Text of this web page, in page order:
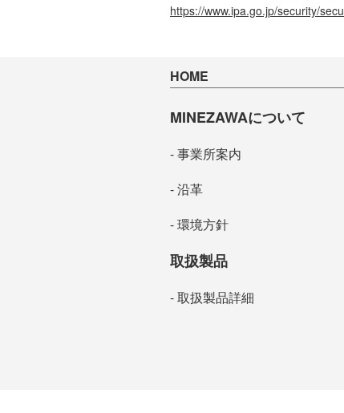
https://www.ipa.go.jp/security/
HOME
MINEZAWAについて
事業所案内
沿革
環境方針
取扱製品
取扱製品詳細